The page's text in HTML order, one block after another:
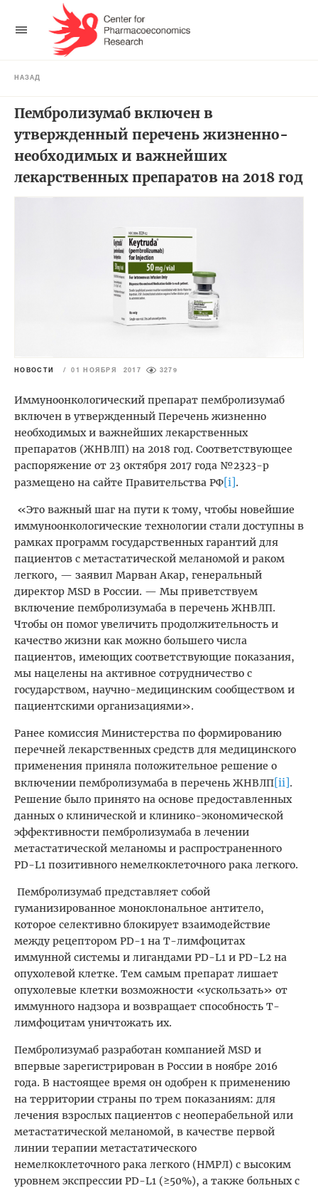
НАЗАД
Пембролизумаб включен в
утвержденный перечень жизненно-
необходимых и важнейших
лекарственных препаратов на 2018 год
НОВОСТИ / 01 НОЯБРЯ 2017 3279
Иммуноонкологический препарат пембролизумаб
включен в утвержденный Перечень жизненно
необходимых и важнейших лекарственных
препаратов (ЖНВЛП) на 2018 год. Соответствующее
распоряжение от 23 октября 2017 года №2323-р
размещено на сайте Правительства РФ [i] .
«Это важный шаг на пути к тому, чтобы новейшие
иммуноонкологические технологии стали доступны в
рамках программ государственных гарантий для
пациентов с метастатической меланомой и раком
легкого, — заявил Марван Акар, генеральный
директор MSD в России. — Мы приветствуем
включение пембролизумаба в перечень ЖНВЛП.
Чтобы он помог увеличить продолжительность и
качество жизни как можно большего числа
пациентов, имеющих соответствующие показания,
мы нацелены на активное сотрудничество с
государством, научно-медицинским сообществом и
пациентскими организациями».
Ранее комиссия Министерства по формированию
перечней лекарственных средств для медицинского
применения приняла положительное решение о
включении пембролизумаба в перечень ЖНВЛП [ii] .
Решение было принято на основе предоставленных
данных о клинической и клинико-экономической
эффективности пембролизумаба в лечении
метастатической меланомы и распространенного
PD-L1 позитивного немелкоклеточного рака легкого.
Пембролизумаб представляет собой
гуманизированное моноклональное антитело,
которое селективно блокирует взаимодействие
между рецептором PD-1 на Т-лимфоцитах
иммунной системы и лигандами PD-L1 и PD-L2 на
опухолевой клетке. Тем самым препарат лишает
опухолевые клетки возможности «ускользать» от
иммунного надзора и возвращает способность Т-
лимфоцитам уничтожать их.
Пембролизумаб разработан компанией MSD и
впервые зарегистрирован в России в ноябре 2016
года. В настоящее время он одобрен к применению
на территории страны по трем показаниям: для
лечения взрослых пациентов с неоперабельной или
метастатической меланомой, в качестве первой
линии терапии метастатического
немелкоклеточного рака легкого (НМРЛ) с высоким
уровнем экспрессии PD-L1 (≥50%), а также больных с